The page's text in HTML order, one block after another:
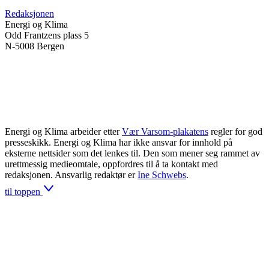
Redaksjonen
Energi og Klima
Odd Frantzens plass 5
N-5008 Bergen
Energi og Klima arbeider etter Vær Varsom-plakatens regler for god
presseskikk. Energi og Klima har ikke ansvar for innhold på
eksterne nettsider som det lenkes til. Den som mener seg rammet av
urettmessig medieomtale, oppfordres til å ta kontakt med
redaksjonen. Ansvarlig redaktør er Ine Schwebs.
til toppen